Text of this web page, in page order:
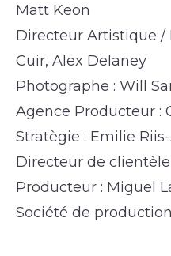
Matt Keon
Directeur Artistique /
Cuir, Alex Delaney
Photographe : Will
Agence Producteur :
Stratègie : Emilie
Directeur de
Producteur : Miguel
Société de